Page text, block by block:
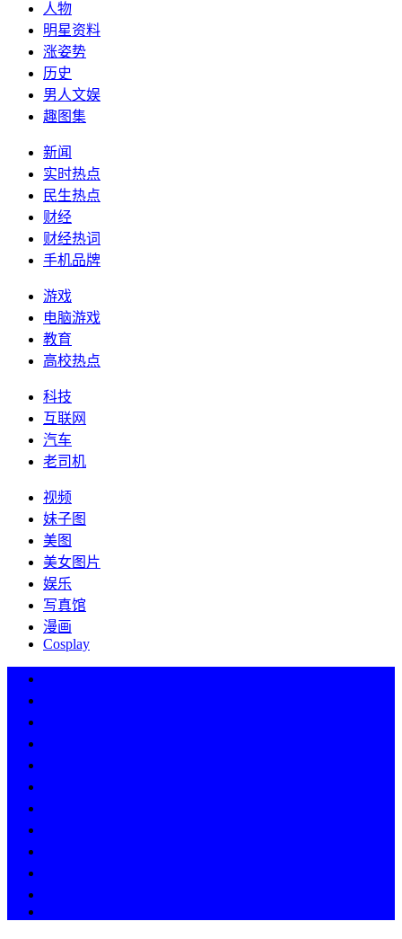
人物
明星资料
涨姿势
历史
男人文娱
趣图集
新闻
实时热点
民生热点
财经
财经热词
手机品牌
游戏
电脑游戏
教育
高校热点
科技
互联网
汽车
老司机
视频
妹子图
美图
美女图片
娱乐
写真馆
漫画
Cosplay